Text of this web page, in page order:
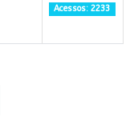
Acessos: 2233